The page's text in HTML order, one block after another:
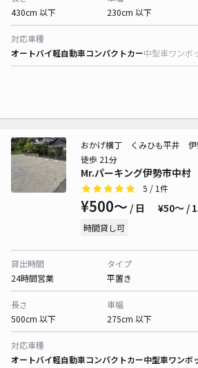
430cm 以下
230cm 以下
対応車種
オートバイ軽自動車コンパクトカー中型車ワンボ
Mr.パーキング伊勢市中村
おかげ横丁 くみひも平井 伊
徒歩 21分
5 / 1件
¥500〜 / 日 ¥50〜 /
時間貸し可
貸出時間
24時間営業
タイプ
平置き
長さ
500cm 以下
車幅
275cm 以下
対応車種
オートバイ軽自動車コンパクトカー中型車ワンボ